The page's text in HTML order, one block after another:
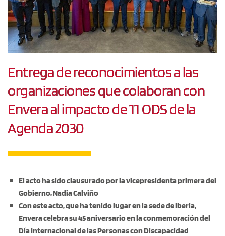
Entrega de reconocimientos a las
organizaciones que colaboran con
Envera al impacto de 11 ODS de la
Agenda 2030
El acto ha sido clausurado por la vicepresidenta primera del
Gobierno, Nadia Calviño
Con este acto, que ha tenido lugar en la sede de Iberia,
Envera celebra su 45 aniversario en la conmemoración del
Día Internacional de las Personas con Discapacidad